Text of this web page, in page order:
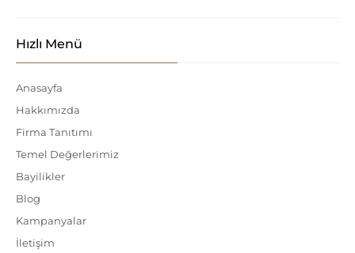
Hızlı Menü
Anasayfa
Hakkımızda
Firma Tanıtımı
Temel Değerlerimiz
Bayilikler
Blog
Kampanyalar
İletişim